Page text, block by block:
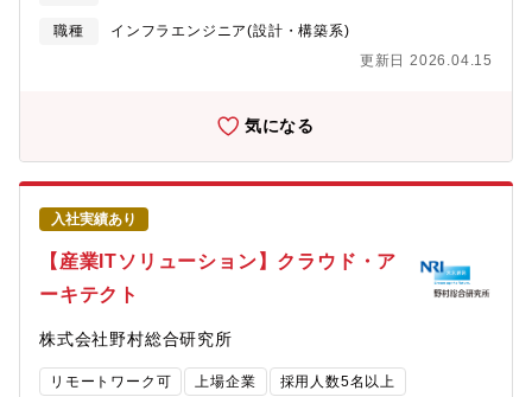
比率：約15%自動車業界だけでなく、精密機器メーカ、製造メー
ウェア開発工程を経験されている方であれば、問題なく参画でき
ミュニケーションが重要と考え、在宅勤務は10日/月以内をルール
にしています。【職場情報 ③キャリア入社者の声/活躍事例】★32
歳(社会人経験12年目) 中途入社(前職：製造メーカー)予防安全ア
プリケーション開発における、V字プロセスの先頭(目標企画)と終
点(評価結果解析)を担当しています。企画時に自分が仕様設計部門
と取り決めた内容について、結果解析時に成果として確認できる
ため、新技術の適用や、自分の意見の反映内容を短いスパンで確
認ができ、やりがいや自身の技術力向上を感じながら仕事ができ
ています。★29歳(社会人経験6年目) 中途入社(前職：車両メー
の命を守るシステムを開発しているため、責任の大きい仕事では
を進められる安心感があります。私自身、育児をしており、仕事
ら、お客様に向き合います。また、既存の方法や「当たり前」に
様の“変革”の基盤を支えるのが私たちの使命です。【発想力と想像
だけでは事足りません。私たちには、「技術力」だけではなく、
「発想力」と「創造力」も欠かせません。お客様が抱える課題を
解決するには、どんなテクノロジーを用いる必要があるか ？ これ
を柔軟に考え、最適なソリューションを組み合わせていくチカラ
が重要だと考えます。AWSを始めとした「クラウド」の分野は、
日々新たなサービスが数多くリリースされています。だからこ
そ、それぞれの特性や可能性を理解し、適切な技術を組み合わせ
て、問題解決に活かせるかどうかは、エンジニアにかかっていま
す。【具体的な業務内容】クラウドネイティブのサービスやオー
ための基盤システムを、自らも手を動かしながら構築します。ま
た、上記に加えてシステムアーキテクチャー、アプリケーション
の処理方式、マルチクラウド運用方式の設計や、基盤構築プロジ
職種
インフラエンジニア(設計・構築系)
更新日 2026.04.15
気になる
入社実績あり
【産業ITソリューション】クラウド・ア
ーキテクト
株式会社野村総合研究所
リモートワーク可 上場企業
採用人数5名以上